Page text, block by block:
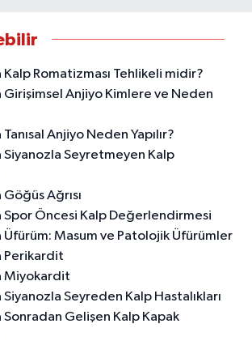
Romatizması Tehlikeli midir?
Anjiyo Kimlere ve Neden
Anjiyo Neden Yapılır?
Seyretmeyen Kalp
Ağrısı
Spor Öncesi Kalp Değerlendirmesi
Masum ve Patolojik Üfürümler
Perikardit
Miyokardit
Seyreden Kalp Hastalıkları
Gelişen Kalp Kapak